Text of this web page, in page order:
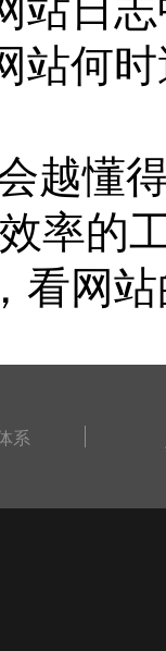
站日
站何
越懂
率的
看网
系